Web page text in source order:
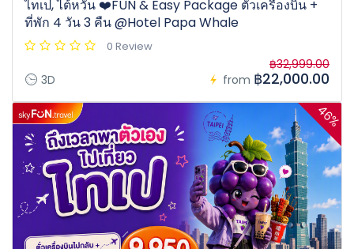
ไทเป, ไต้หวัน ❤️FUN & Easy Package ตั๋วเครื่องบิน +
ที่พัก 4 วัน 3 คืน @Hotel Papa Whale
0 Review
3D from
฿32,999.00
฿22,000.00
46%